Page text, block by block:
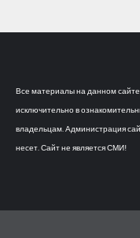
Все материалы на данном сайте
исключительно в
владельцам. Администрация
несет. Сайт не является СМИ!